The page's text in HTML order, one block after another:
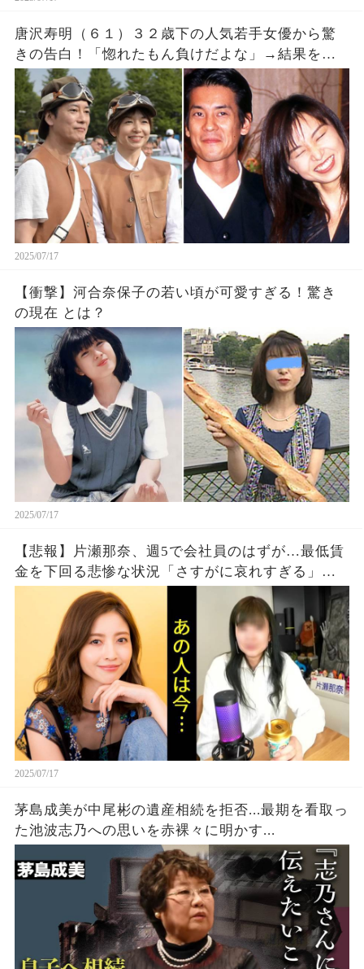
唐沢寿明（６１）３２歳下の人気若手女優から驚
きの告白！「惚れたもん負けだよな」→結果を明
かすと「やっぱりだな！」
2025/07/17
【衝撃】河合奈保子の若い頃が可愛すぎる！驚き
の現在 とは？
2025/07/17
【悲報】片瀬那奈、週5で会社員のはずが…最低賃
金を下回る悲惨な状況「さすがに哀れすぎる」
「元女優とは思えない」
2025/07/17
茅島成美が中尾彬の遺産相続を拒否...最期を看取っ
た池波志乃への思いを赤裸々に明かす...